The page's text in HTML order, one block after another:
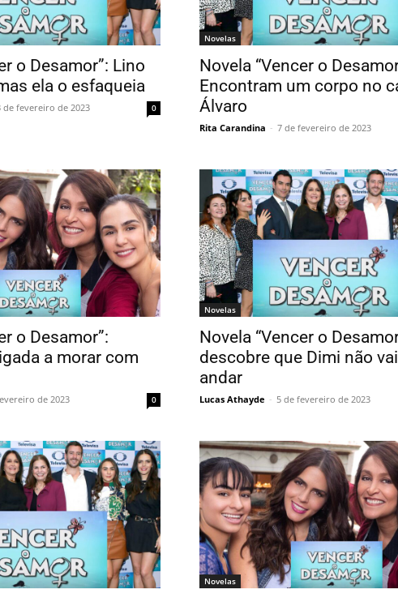
o Desamor”: Lino
ela o esfaqueia
de fevereiro de 2023 0
Novelas
Novela “Vencer o
Encontram um corpo no
Álvaro
Rita Carandina - 7 de fevereiro de 2023
o Desamor”:
a morar com
de 2023 0
Novelas
Novela “Vencer o
descobre que Dimi não
andar
Lucas Athayde - 5 de fevereiro de 2023
Novelas